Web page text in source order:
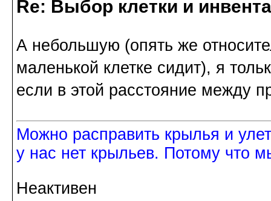
Re: Выбор клетки и
А небольшую (опять же
маленькой клетке сидит), я
если в этой расстояние между
Можно расправить крылья и
у нас нет крыльев. Потому что
Неактивен